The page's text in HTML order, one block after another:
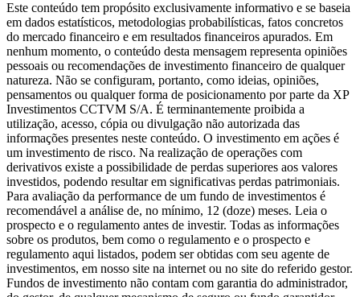
Este conteúdo tem propósito exclusivamente informativo e se baseia
em dados estatísticos, metodologias probabilísticas, fatos concretos
do mercado financeiro e em resultados financeiros apurados. Em
nenhum momento, o conteúdo desta mensagem representa opiniões
pessoais ou recomendações de investimento financeiro de qualquer
natureza. Não se configuram, portanto, como ideias, opiniões,
pensamentos ou qualquer forma de posicionamento por parte da XP
Investimentos CCTVM S/A. É terminantemente proibida a
utilização, acesso, cópia ou divulgação não autorizada das
informações presentes neste conteúdo. O investimento em ações é
um investimento de risco. Na realização de operações com
derivativos existe a possibilidade de perdas superiores aos valores
investidos, podendo resultar em significativas perdas patrimoniais.
Para avaliação da performance de um fundo de investimentos é
recomendável a análise de, no mínimo, 12 (doze) meses. Leia o
prospecto e o regulamento antes de investir. Todas as informações
sobre os produtos, bem como o regulamento e o prospecto e
regulamento aqui listados, podem ser obtidas com seu agente de
investimentos, em nosso site na internet ou no site do referido gestor.
Fundos de investimento não contam com garantia do administrador,